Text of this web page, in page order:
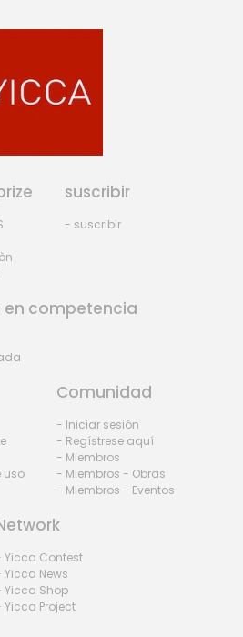
suscribir
- suscribir
en competencia
uso
Comunidad
- Iniciar sesión
- Regístrese aquí
- Miembros
- Miembros - Obras
- Miembros - Eventos
Yicca Contest
Yicca News
Yicca Shop
Yicca Project